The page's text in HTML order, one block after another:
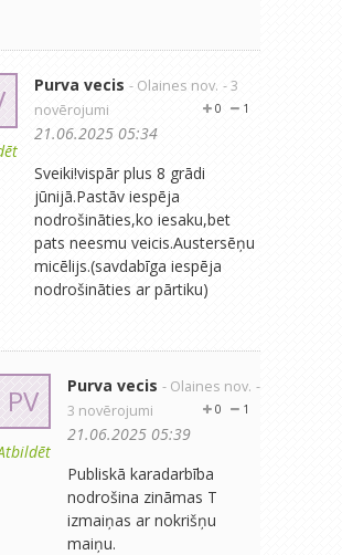
Purva vecis - Olaines nov. - 3
novērojumi
1
0
21.06.2025 05:34
Sveiki!vispār plus 8 grādi
jūnijā.Pastāv iespēja
nodrošināties,ko iesaku,bet
pats neesmu veicis.Austersēņu
micēlijs.(savdabīga iespēja
nodrošināties ar pārtiku)
PV Purva vecis - Olaines nov. -
3 novērojumi
1
0
21.06.2025 05:39
Publiskā karadarbība
nodrošina zināmas T
izmaiņas ar nokrišņu
maiņu.